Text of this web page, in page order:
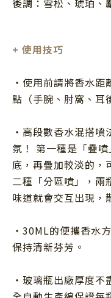
後調：雪松、琥珀、
+ 使用技巧
・使用前請將香水距
點（手腕、肘窩、耳
・高段數香水混搭
氛！ 第一種是「疊
底，再疊加較淡的，
二種「分區噴」，兩
味道就會交互出現，
・ 30ML的便攜香水
保持清新芬芳。
・玻璃瓶出廠厚度